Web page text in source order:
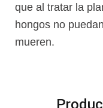
que al tratar la
hongos no
mueren.